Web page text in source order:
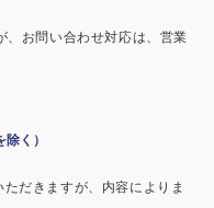
、お問い合わせ対応は、営業
く）
だきますが、内容によりま